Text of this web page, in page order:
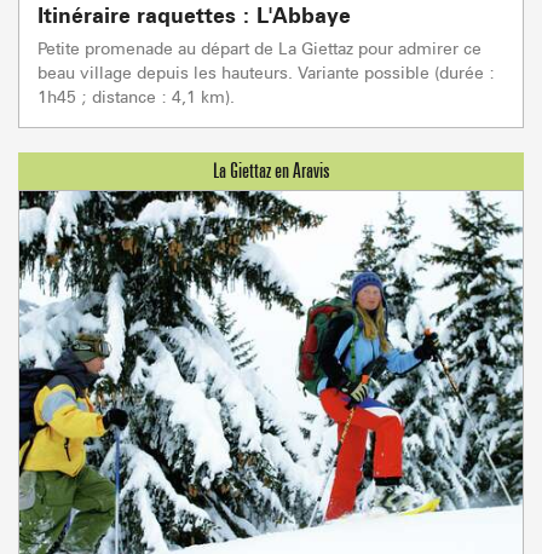
Itinéraire raquettes : L'Abbaye
Petite promenade au départ de La Giettaz pour admirer ce
beau village depuis les hauteurs. Variante possible (durée :
1h45 ; distance : 4,1 km).